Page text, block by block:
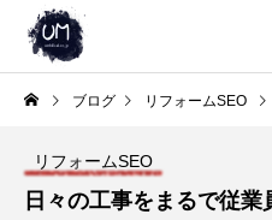
ブログ リフォームSEO
リフォームSEO
日々の工事をまるで従